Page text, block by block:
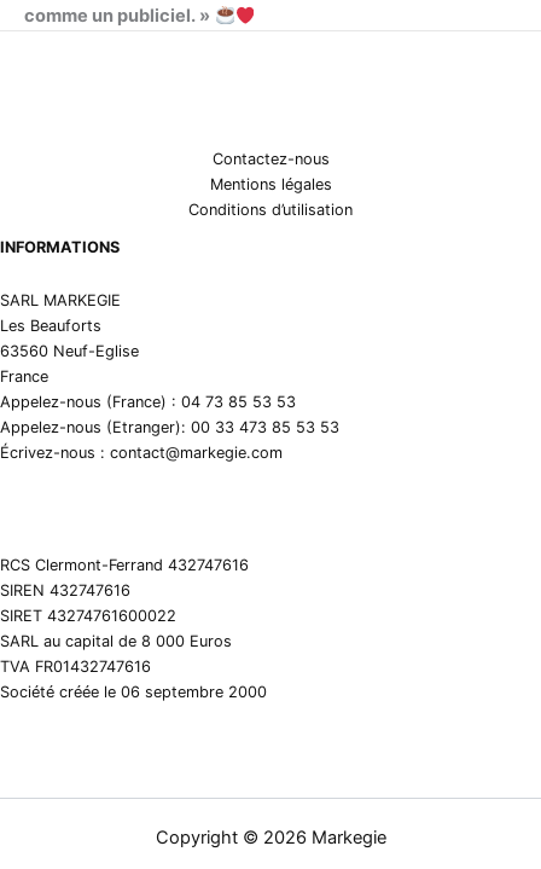
comme un publiciel. »
Contactez-nous
Mentions légales
Conditions d’utilisation
INFORMATIONS
SARL MARKEGIE
Les Beauforts
63560 Neuf-Eglise
France
Appelez-nous (France) : 04 73 85 53 53
Appelez-nous (Etranger): 00 33 473 85 53 53
Écrivez-nous : contact@markegie.com
RCS Clermont-Ferrand 432747616
SIREN 432747616
SIRET 43274761600022
SARL au capital de 8 000 Euros
TVA FR01432747616
Société créée le 06 septembre 2000
Copyright © 2026 Markegie